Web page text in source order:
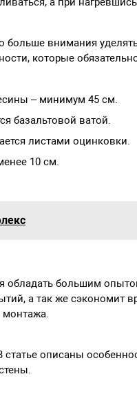
внимания
которые
– минимум 45 см.
базальтовой ватой.
листами оцинковки.
10 см.
обладать большим
а так же сэкономит
описаны